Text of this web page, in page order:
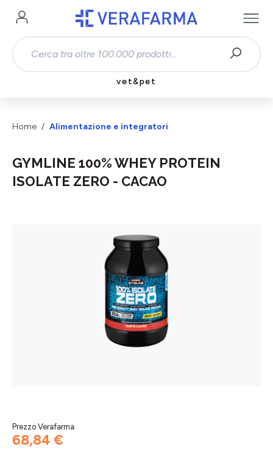
Passa al contenuto principale
vet&pet
Home Alimentazione e integratori
GYMLINE 100% WHEY PROTEIN
ISOLATE ZERO - CACAO
Prezzo Verafarma
68,84 €